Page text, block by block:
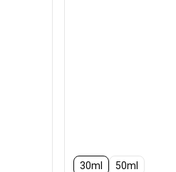
30ml 50ml